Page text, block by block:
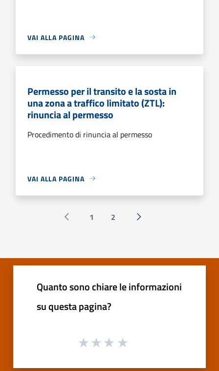
VAI ALLA PAGINA
Permesso per il transito e la sosta in
una zona a traffico limitato (ZTL):
rinuncia al permesso
Procedimento di rinuncia al permesso
VAI ALLA PAGINA
Pagina precedente
1 2 Successiva »
Quanto sono chiare le informazioni
su questa pagina?